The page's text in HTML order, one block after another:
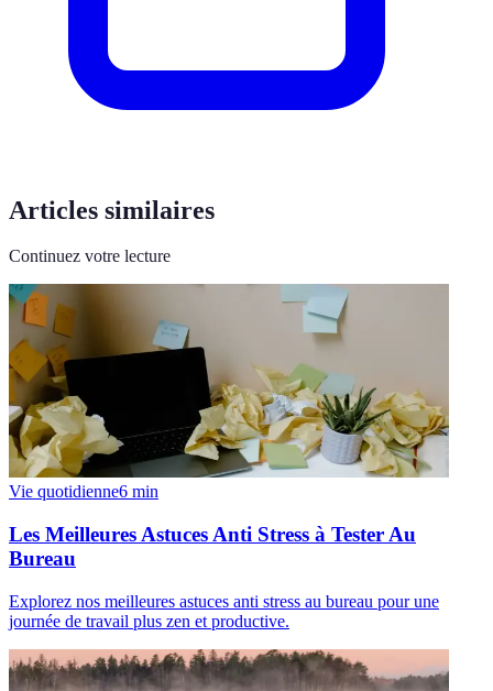
Articles similaires
Continuez votre lecture
Vie quotidienne6 min
Les Meilleures Astuces Anti Stress à Tester Au
Bureau
Explorez nos meilleures astuces anti stress au bureau pour une
journée de travail plus zen et productive.